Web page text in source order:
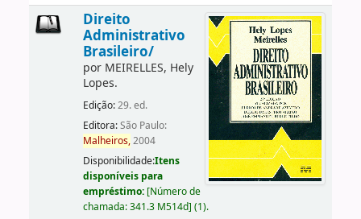
Direito
Administrativo
Brasileiro/
por MEIRELLES, Hely
Lopes.
Edição:29. ed.
Editora:São Paulo:
Malheiros,2004
Disponibilidade:Itens
disponíveis para
empréstimo: [Número de
chamada:341.3 M514d] (1).